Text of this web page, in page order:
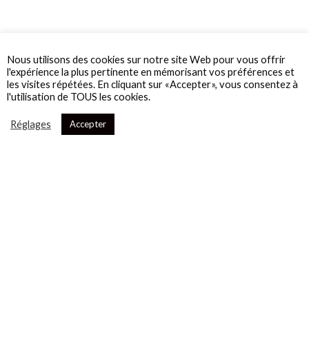
Nous utilisons des cookies sur notre site Web pour vous offrir
l'expérience la plus pertinente en mémorisant vos préférences et
les visites répétées. En cliquant sur «Accepter», vous consentez à
l'utilisation de TOUS les cookies.
Réglages Accepter